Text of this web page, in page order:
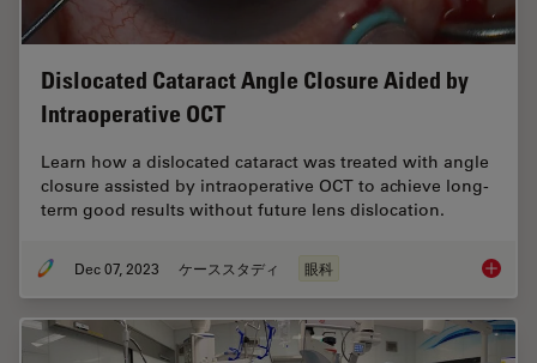
Dislocated Cataract Angle Closure Aided by
Intraoperative OCT
Learn how a dislocated cataract was treated with angle
closure assisted by intraoperative OCT to achieve long-
term good results without future lens dislocation.
Dec 07, 2023 ケーススタディ 眼科